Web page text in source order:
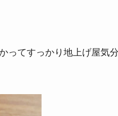
ってすっかり地上げ屋気